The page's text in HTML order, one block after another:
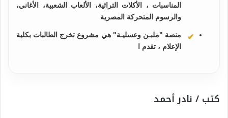
المناسبات ، الأكلات التراثية، الألعاب الشعبية، الأغاني،
والرسوم المتحركة المصرية
منصة "ملبـن وعسليـة" هي مشروع تخرج الطالبات بكلية
الإعلام ، تقدم ا
كتب / نادر أحمد